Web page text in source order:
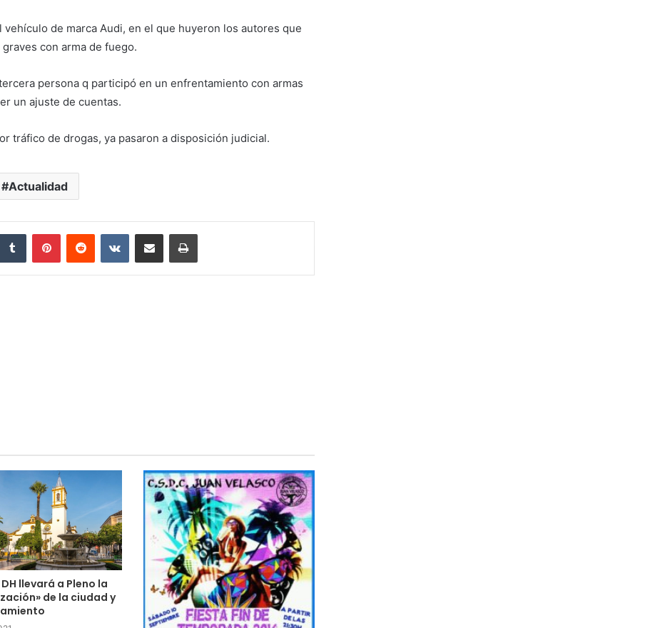
de marca Audi, en el que huyeron los autores que
con arma de fuego.
persona q participó en un enfrentamiento con armas
un ajuste de cuentas.
tráfico de drogas, ya pasaron a disposición judicial.
Actualidad
Tumblr PinterestReddit VKontakteCompartir por correo electrónicoImprimir
llevará a Pleno la
de la ciudad y